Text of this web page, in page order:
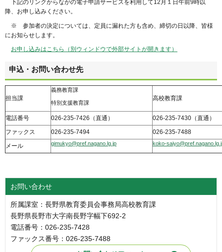
下記のリンクからながの電子申請サービスを利用して12月１日午前9時以
降、お申し込みください。
※ 参加者の決定については、定員に漏れた方も含め、締切の日以降、皆様
にお知らせします。
お申し込みはこちら（別ウィンドウで外部サイトが開きます）
申込・お問い合わせ先
担当課
義務教育課
特別支援教育課
高校教育課
電話番号 026-235-7426（直通）
026-235-7430（直通）
ファックス
026-235-7494
026-235-7488
メール
gimukyo@pref.nagano.lg.jp koko-
お問い合わせ
所属課室：長野県教育委員会事務局高校教育課
長野県長野市大字南長野字幅下692-2
電話番号：026-235-7428
ファックス番号：026-235-7488